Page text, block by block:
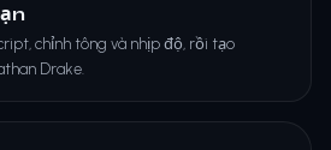
chỉnh tông và nhịp độ, rồi tạo
Drake.